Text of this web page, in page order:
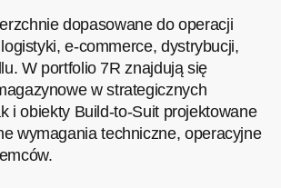
dopasowane do operacji
e-commerce, dystrybucji,
W portfolio 7R znajdują się
w strategicznych
i obiekty Build-to-Suit projektowane
wymagania techniczne, operacyjne